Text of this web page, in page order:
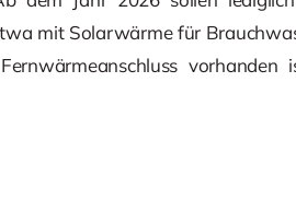
mit Solarwärme für